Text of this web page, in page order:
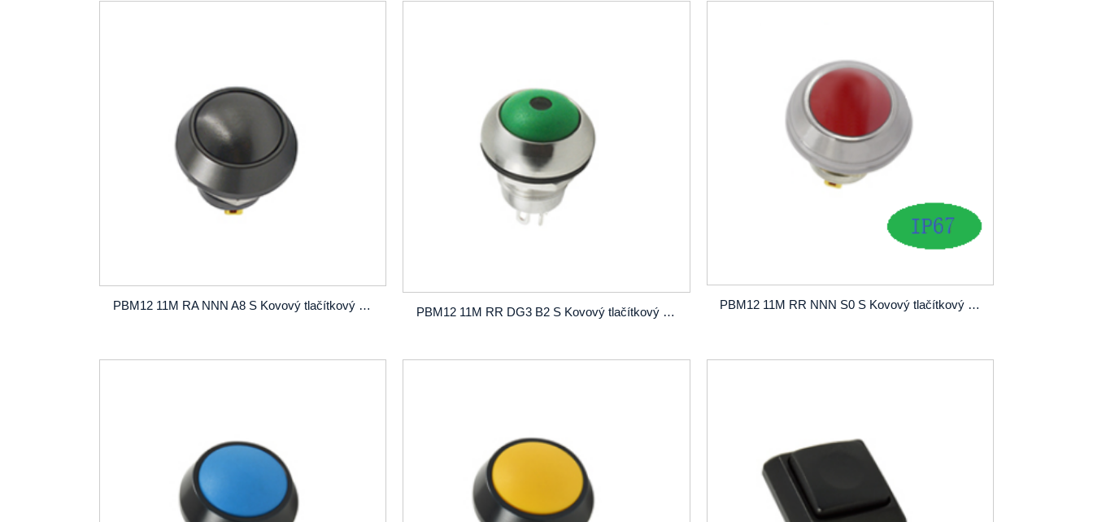
PBM12 11M RA NNN A8 S Kovový tlačítkový spínač SPST OD 12mm zámek nebo bez zámku s nesvítící LED PBM12 11M RR DG3 B2 S Kovový tlačítkový spínač SPST OD12mm zámek nebo bez zámku s nesvítící LED PBM12 11M RR NNN S0 S Kovový tlačítkový spínač SPST OD12mm zámek nebo bez zámku bez LED